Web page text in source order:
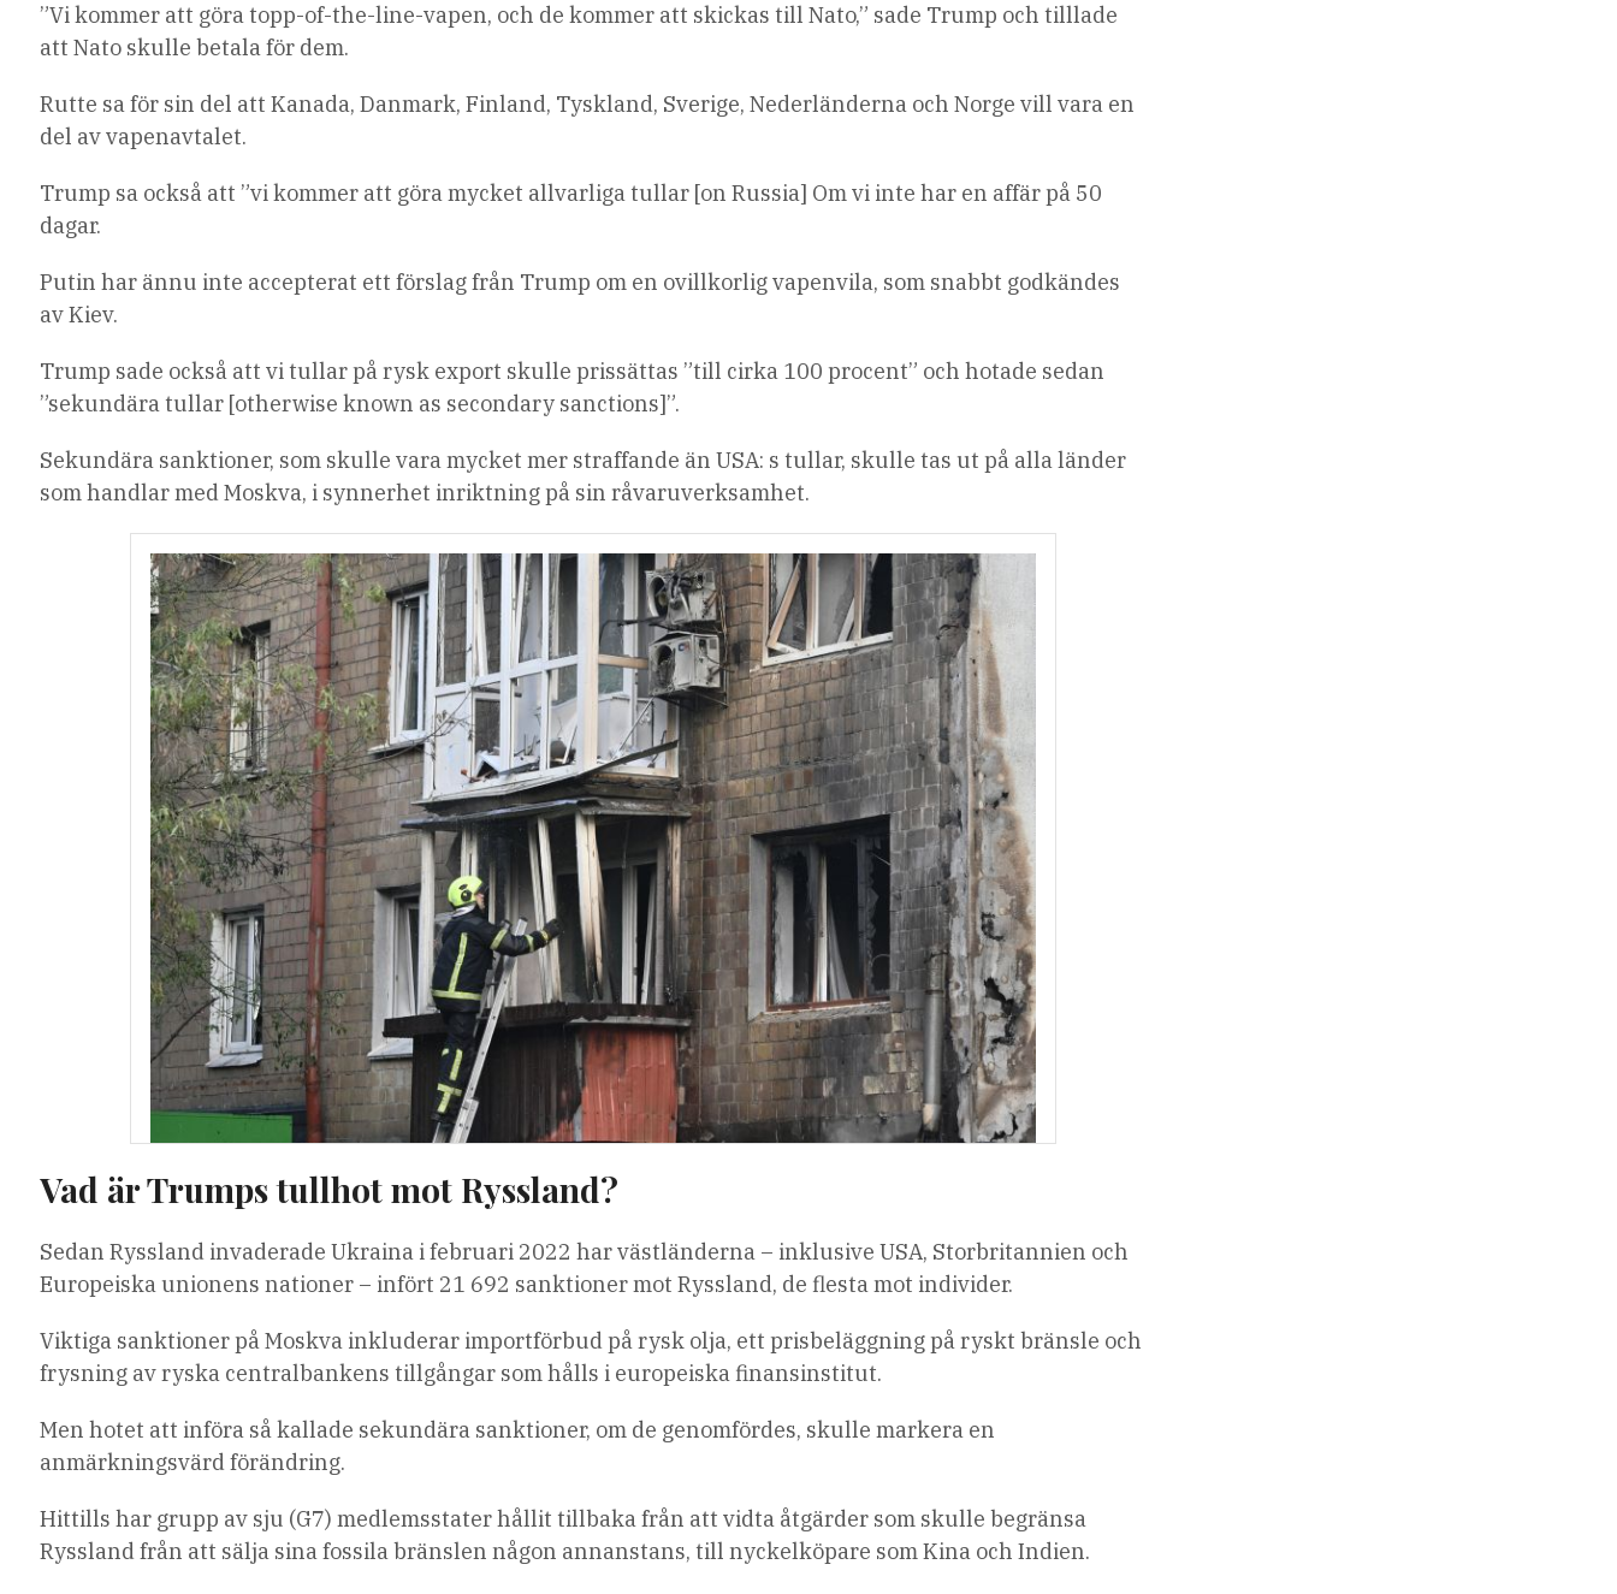
”Vi kommer att göra topp-of-the-line-vapen, och de kommer att skickas till Nato,” sade Trump och tilllade
att Nato skulle betala för dem.
Rutte sa för sin del att Kanada, Danmark, Finland, Tyskland, Sverige, Nederländerna och Norge vill vara en
del av vapenavtalet.
Trump sa också att ”vi kommer att göra mycket allvarliga tullar [on Russia] Om vi inte har en affär på 50
dagar.
Putin har ännu inte accepterat ett förslag från Trump om en ovillkorlig vapenvila, som snabbt godkändes
av Kiev.
Trump sade också att vi tullar på rysk export skulle prissättas ”till cirka 100 procent” och hotade sedan
”sekundära tullar [otherwise known as secondary sanctions]”.
Sekundära sanktioner, som skulle vara mycket mer straffande än USA: s tullar, skulle tas ut på alla länder
som handlar med Moskva, i synnerhet inriktning på sin råvaruverksamhet.
Vad är Trumps tullhot mot Ryssland?
Sedan Ryssland invaderade Ukraina i februari 2022 har västländerna – inklusive USA, Storbritannien och
Europeiska unionens nationer – infört 21 692 sanktioner mot Ryssland, de flesta mot individer.
Viktiga sanktioner på Moskva inkluderar importförbud på rysk olja, ett prisbeläggning på ryskt bränsle och
frysning av ryska centralbankens tillgångar som hålls i europeiska finansinstitut.
Men hotet att införa så kallade sekundära sanktioner, om de genomfördes, skulle markera en
anmärkningsvärd förändring.
Hittills har grupp av sju (G7) medlemsstater hållit tillbaka från att vidta åtgärder som skulle begränsa
Ryssland från att sälja sina fossila bränslen någon annanstans, till nyckelköpare som Kina och Indien.